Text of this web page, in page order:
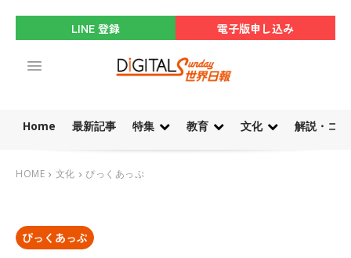
LINE 登録 電子版申し込み
Home 最新記事 特集 教育 文化 解説・コ
HOME 文化 ぴっくあっぷ
ぴっくあっぷ